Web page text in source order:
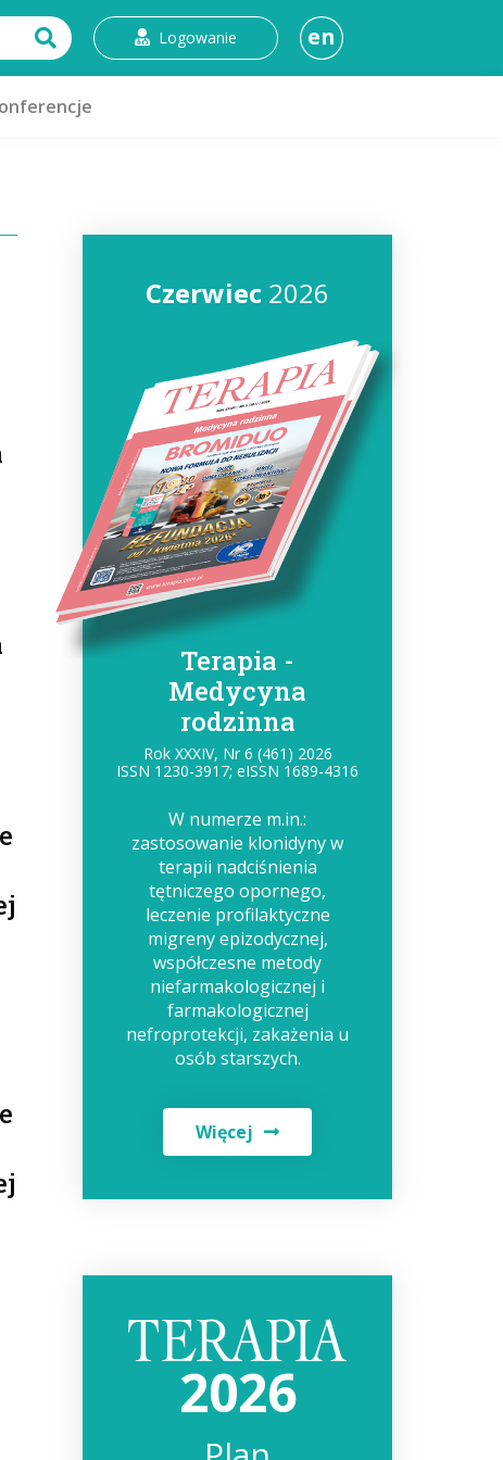
Logowanie en
Czerwiec 2026
Terapia -
Medycyna
rodzinna
Rok XXXIV, Nr 6 (461) 2026
ISSN 1230-3917; eISSN 1689-4316
W numerze m.in.:
zastosowanie klonidyny w
terapii nadciśnienia
tętniczego opornego,
leczenie profilaktyczne
migreny epizodycznej,
współczesne metody
niefarmakologicznej i
farmakologicznej
nefroprotekcji, zakażenia u
osób starszych.
Więcej
2026